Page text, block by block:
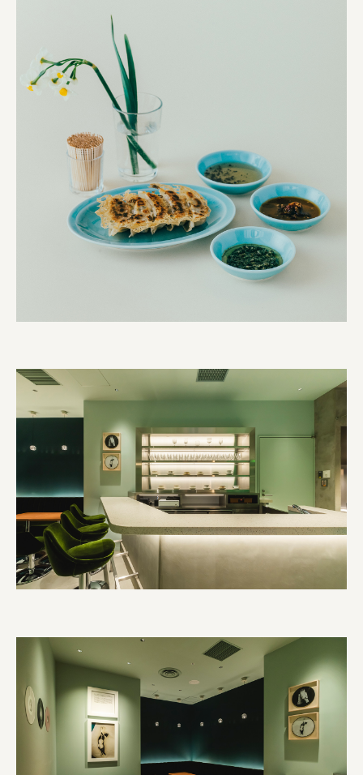
株式会社リビタ
宗教法人圓能寺立 若草幼稚園
株式会社 照沼
株式会社クイーンピスタチオ
JR東日本クロスステーション
株式会社ハッチ
株式会社リブロプラス
土佐しらす食堂二万匹
オーナークライアント 日南市／設計・施工 株式会社乃
株式会社美らイチゴ
amirisu株式会社
SPACE COTAN株式会社 / 大樹町役場企画商工課航空宇
クワトロ Quattro
株式会社オレンジページ​
フジ物産株式会社
お茶と酒たすき
野村不動産ビルディング株式会社
大堀相馬焼陶吉郎窯
株式会社ゼロワンブースター